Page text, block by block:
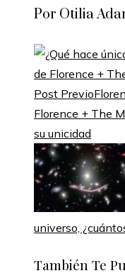
Por Otilia
Post Previo
Florence + The
su unicidad
universo,
También Te